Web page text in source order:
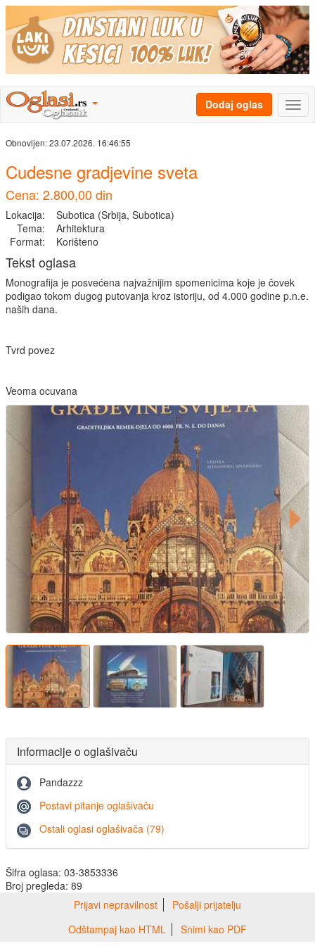
Dodaj oglas
Obnovljen:23.07.2026. 16:46:55
Cudesne gradjevine sveta
Cena: 2.800,00 din
Lokacija:
Subotica (Srbija, Subotica)
Tema:
Arhitektura
Format:
Korišteno
Tekst oglasa
Monografija je posvećena najvažnijim spomenicima koje je čovek
podigao tokom dugog putovanja kroz istoriju, od 4.000 godine p.n.e.
naših dana.
Tvrd povez
Veoma ocuvana
Informacije o oglašivaču
Pandazzz
Postavi pitanje oglašivaču
Ostali oglasi oglašivača (79)
Šifra oglasa: 03-3853336
Broj pregleda: 89
Prijavi nepravilnost
Pošalji prijatelju
Odštampaj kao HTML
Snimi kao PDF